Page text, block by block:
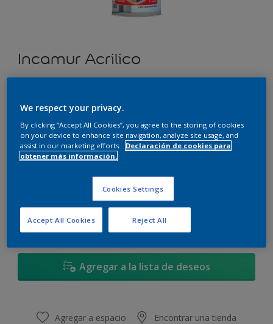
Incamur Acrilico
Tamaño
Calculadora de pintura
Calcular
Agregar a la lista de deseos
Agregar a espacio Encontrar una tienda
We respect your privacy.
By clicking “Accept All Cookies”, you agree to the storing of cookies
on your device to enhance site navigation, analyze site usage, and
assist in our marketing efforts.
Declaración de cookies para
obtener más información.
Cookies Settings
Reject All
Accept All Cookies